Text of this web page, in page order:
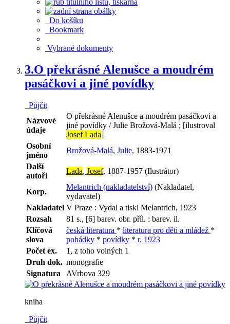
Do košíku
Bookmark
Vybrané dokumenty
3.O překrásné Alenušce a moudrém
pasáčkovi a jiné povídky
Půjčit
Názvové
údaje
O překrásné Alenušce a moudrém pasáčkovi a
jiné povídky / Julie Brožová-Malá ; [ilustroval
Josef Lada]
Osobní
jméno
Brožová-Malá, Julie, 1883-1971
Další
autoři
Lada, Josef, 1887-1957 (Ilustrátor)
Korp.
Melantrich (nakladatelství) (Nakladatel,
vydavatel)
Nakladatel V Praze : Vydal a tiskl Melantrich, 1923
Rozsah
81 s., [6] barev. obr. příl. : barev. il.
Klíčová
slova
česká literatura * literatura pro děti a mládež *
pohádky * povídky * r. 1923
Počet ex.
1, z toho volných 1
Druh dok. monografie
Signatura
AVrbova 329
kniha
Půjčit